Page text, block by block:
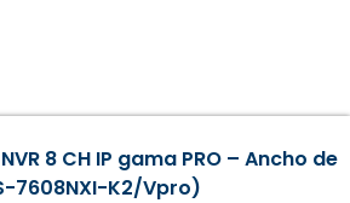
8 CH IP gama PRO – Ancho de
7608NXI-K2/Vpro)